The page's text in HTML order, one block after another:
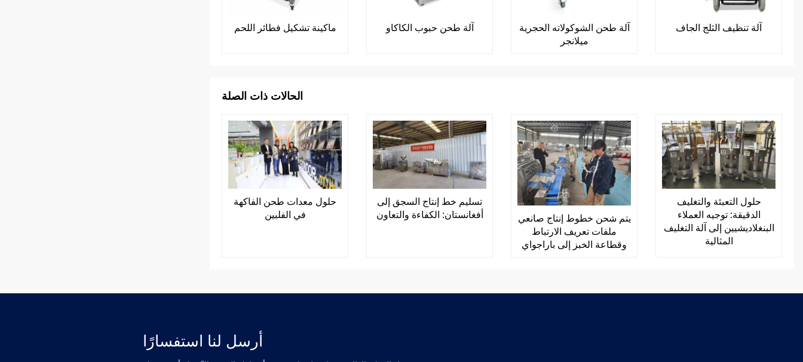
آلة تنظيف الثلج الجاف
آلة طحن الشوكولاته الحجرية
ميلانجر
آلة طحن حبوب الكاكاو ماكينة تشكيل فطائر اللحم
الحالات ذات الصلة
حلول التعبئة والتغليف
الدقيقة: توجيه العملاء
البنغلاديشيين إلى آلة التغليف
المثالية
يتم شحن خطوط إنتاج صانعي
ملفات تعريف الارتباط
وقطاعة الخبز إلى باراجواي
تسليم خط إنتاج السجق إلى
أفغانستان: الكفاءة والتعاون
حلول معدات طحن الفاكهة
في الفلبين
أرسل لنا استفسارًا